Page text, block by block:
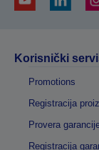
Korisnički
Promotions
Registracija
Provera
Registracija